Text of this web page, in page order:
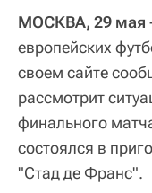
МОСКВА, 29 мая
европейских
своем сайте
рассмотрит
финального
состоялся в
"Стад де Франс".